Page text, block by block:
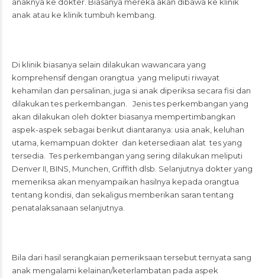
anak atau ke klinik tumbuh kembang.
Di klinik biasanya selain dilakukan wawancara yang
komprehensif dengan orangtua yang meliputi riwayat
kehamilan dan persalinan, juga si anak diperiksa secara fisi dan
dilakukan tes perkembangan. Jenis tes perkembangan yang
akan dilakukan oleh dokter biasanya mempertimbangkan
aspek-aspek sebagai berikut diantaranya: usia anak, keluhan
utama, kemampuan dokter dan ketersediaan alat tes yang
tersedia. Tes perkembangan yang sering dilakukan meliputi
Denver II, BINS, Munchen, Griffith dlsb. Selanjutnya dokter yang
memeriksa akan menyampaikan hasilnya kepada orangtua
tentang kondisi, dan sekaligus memberikan saran tentang
penatalaksanaan selanjutnya.
Bila dari hasil serangkaian pemeriksaan tersebut ternyata sang
anak mengalami kelainan/keterlambatan pada aspek